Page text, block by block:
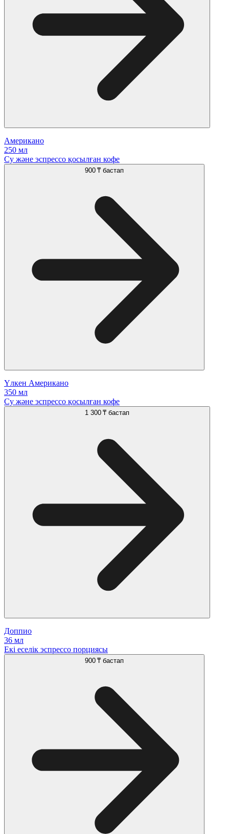
Американо
250 мл
Су және эспрессо қосылған кофе
900 ₸ бастап
Үлкен Американо
350 мл
Су және эспрессо қосылған кофе
1 300 ₸ бастап
Доппио
36 мл
Екі еселік эспрессо порциясы
900 ₸ бастап